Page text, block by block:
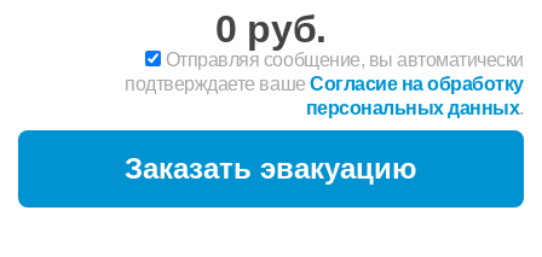
0 руб.
Отправляя сообщение, вы автоматически
подтверждаете вашеСогласие на обработку
персональных данных.